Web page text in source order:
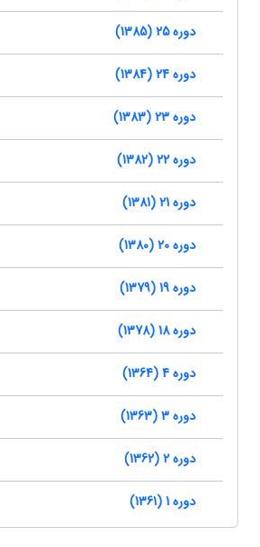
دوره 25 (1385)
دوره 24 (1384)
دوره 23 (1383)
دوره 22 (1382)
دوره 21 (1381)
دوره 20 (1380)
دوره 19 (1379)
دوره 18 (1378)
دوره 4 (1364)
دوره 3 (1363)
دوره 2 (1362)
دوره 1 (1361)